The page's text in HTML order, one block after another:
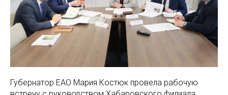
Губернатор ЕАО Мария Костюк провела рабочую